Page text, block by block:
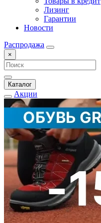
Лизинг
Гарантии
Новости
Распродажа
×
Каталог
Акции